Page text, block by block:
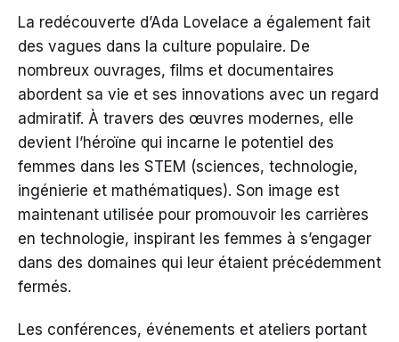
La redécouverte d’Ada Lovelace a également fait
des vagues dans la culture populaire. De
nombreux ouvrages, films et documentaires
abordent sa vie et ses innovations avec un regard
admiratif. À travers des œuvres modernes, elle
devient l’héroïne qui incarne le potentiel des
femmes dans les STEM (sciences, technologie,
ingénierie et mathématiques). Son image est
maintenant utilisée pour promouvoir les carrières
en technologie, inspirant les femmes à s’engager
dans des domaines qui leur étaient précédemment
fermés.
Les conférences, événements et ateliers portant